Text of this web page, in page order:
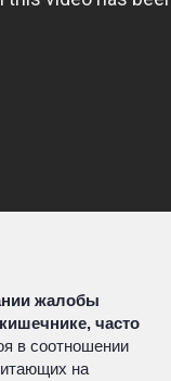
жалобы
часто
в соотношении
на